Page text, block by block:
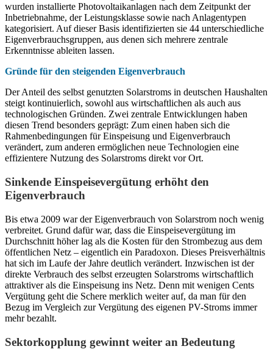
wurden installierte Photovoltaikanlagen nach dem Zeitpunkt der
Inbetriebnahme, der Leistungsklasse sowie nach Anlagentypen
kategorisiert. Auf dieser Basis identifizierten sie 44 unterschiedliche
Eigenverbrauchsgruppen, aus denen sich mehrere zentrale
Erkenntnisse ableiten lassen.
Gründe für den steigenden Eigenverbrauch
Der Anteil des selbst genutzten Solarstroms in deutschen Haushalten
steigt kontinuierlich, sowohl aus wirtschaftlichen als auch aus
technologischen Gründen. Zwei zentrale Entwicklungen haben
diesen Trend besonders geprägt: Zum einen haben sich die
Rahmenbedingungen für Einspeisung und Eigenverbrauch
verändert, zum anderen ermöglichen neue Technologien eine
effizientere Nutzung des Solarstroms direkt vor Ort.
Sinkende Einspeisevergütung erhöht den
Eigenverbrauch
Bis etwa 2009 war der Eigenverbrauch von Solarstrom noch wenig
verbreitet. Grund dafür war, dass die Einspeisevergütung im
Durchschnitt höher lag als die Kosten für den Strombezug aus dem
öffentlichen Netz – eigentlich ein Paradoxon. Dieses Preisverhältnis
hat sich im Laufe der Jahre deutlich verändert. Inzwischen ist der
direkte Verbrauch des selbst erzeugten Solarstroms wirtschaftlich
attraktiver als die Einspeisung ins Netz. Denn mit wenigen Cents
Vergütung geht die Schere merklich weiter auf, da man für den
Bezug im Vergleich zur Vergütung des eigenen PV-Stroms immer
mehr bezahlt.
Sektorkopplung gewinnt weiter an Bedeutung